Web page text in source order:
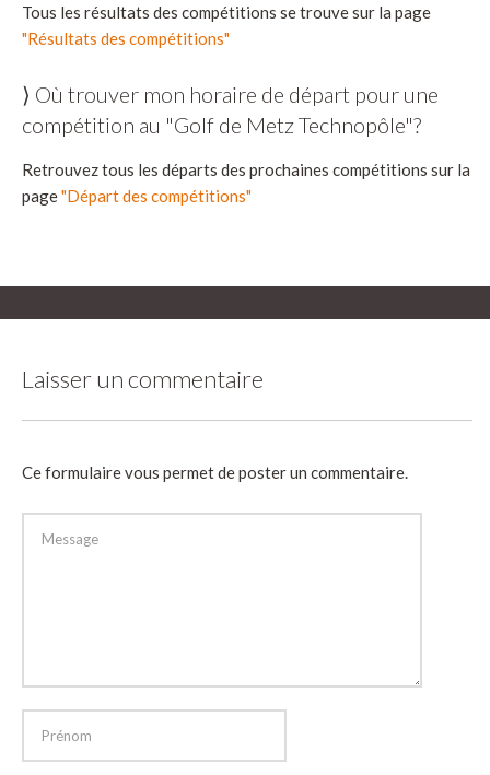
Tous les résultats des compétitions se trouve sur la page
"Résultats des compétitions"
⟩ Où trouver mon horaire de départ pour une
compétition au "Golf de Metz Technopôle"?
Retrouvez tous les départs des prochaines compétitions sur la
page"Départ des compétitions"
Laisser un commentaire
Ce formulaire vous permet de poster un commentaire.